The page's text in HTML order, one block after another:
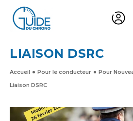
LIAISON DSRC
Accueil Pour le conducteur
Pour
Liaison DSRC